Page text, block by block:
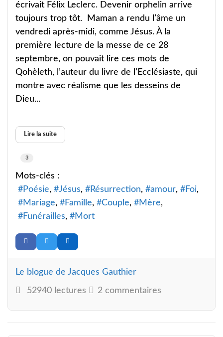
écrivait Félix Leclerc. Devenir orphelin arrive
toujours trop tôt. Maman a rendu l’âme un
vendredi après-midi, comme Jésus. À la
première lecture de la messe de ce 28
septembre, on pouvait lire ces mots de
Qohèleth, l’auteur du livre de l’Ecclésiaste, qui
montre avec réalisme que les desseins de
Dieu...
Lire la suite
3
Mots-clés :
Poésie
Jésus Résurrection amour
Foi
Mariage
Famille Couple
Mère
Funérailles
Mort
Le blogue de Jacques Gauthier
52940 lectures 2 commentaires